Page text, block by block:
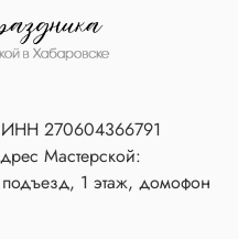
270604366791
Мастерской:
1 этаж, домофон